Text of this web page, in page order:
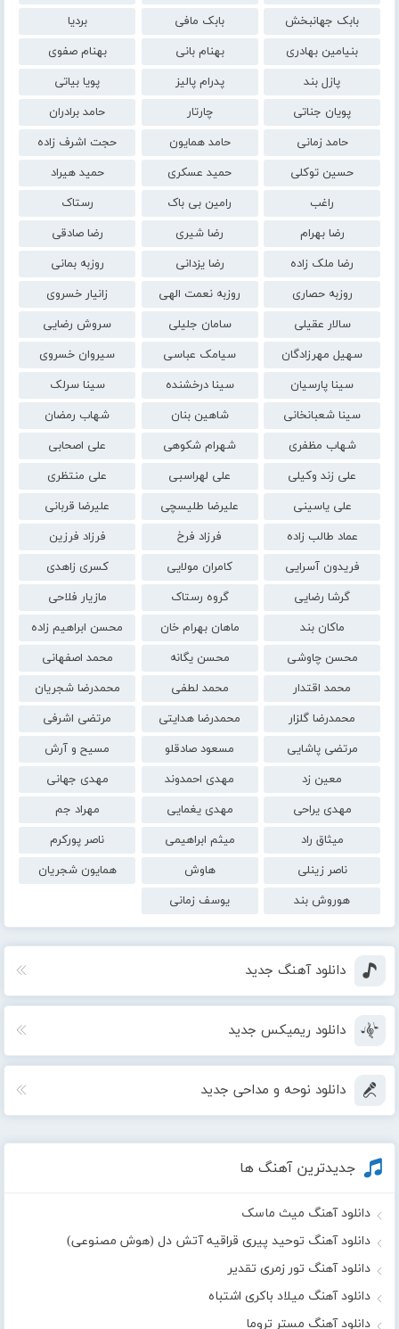
بابک جهانبخش
بابک مافی
بردیا
بنیامین بهادری
بهنام بانی
بهنام صفوی
پازل بند
پدرام پالیز
پویا بیاتی
پویان جناتی
چارتار
حامد برادران
حامد زمانی
حامد همایون
حجت اشرف زاده
حسین توکلی
حمید عسکری
حمید هیراد
راغب
رامین بی باک
رستاک
رضا بهرام
رضا شیری
رضا صادقی
رضا ملک زاده
رضا یزدانی
روزبه بمانی
روزبه حصاری
روزبه نعمت الهی
زانیار خسروی
سالار عقیلی
سامان جلیلی
سروش رضایی
سهیل مهرزادگان
سیامک عباسی
سیروان خسروی
سینا پارسیان
سینا درخشنده
سینا سرلک
سینا شعبانخانی
شاهین بنان
شهاب رمضان
شهاب مظفری
شهرام شکوهی
علی اصحابی
علی زند وکیلی
علی لهراسبی
علی منتظری
علی یاسینی
علیرضا طلیسچی
علیرضا قربانی
عماد طالب زاده
فرزاد فرخ
فرزاد فرزین
فریدون آسرایی
کامران مولایی
کسری زاهدی
گرشا رضایی
گروه رستاک
مازیار فلاحی
ماکان بند
ماهان بهرام خان
محسن ابراهیم زاده
محسن چاوشی
محسن یگانه
محمد اصفهانی
محمد اقتدار
محمد لطفی
محمدرضا شجریان
محمدرضا گلزار
محمدرضا هدایتی
مرتضی اشرفی
مرتضی پاشایی
مسعود صادقلو
مسیح و آرش
معین زد
مهدی احمدوند
مهدی جهانی
مهدی یراحی
مهدی یغمایی
مهراد جم
میثاق راد
میثم ابراهیمی
ناصر پورکرم
ناصر زینلی
هاوش
همایون شجریان
هوروش بند
یوسف زمانی
دانلود آهنگ جدید
دانلود ریمیکس جدید
دانلود نوحه و مداحی جدید
جدیدترین آهنگ ها
دانلود آهنگ میث ماسک
دانلود آهنگ توحید پیری قراقیه آتش دل (هوش مصنوعی)
دانلود آهنگ تور زمری تقدیر
دانلود آهنگ میلاد باکری اشتباه
دانلود آهنگ مستر تروما